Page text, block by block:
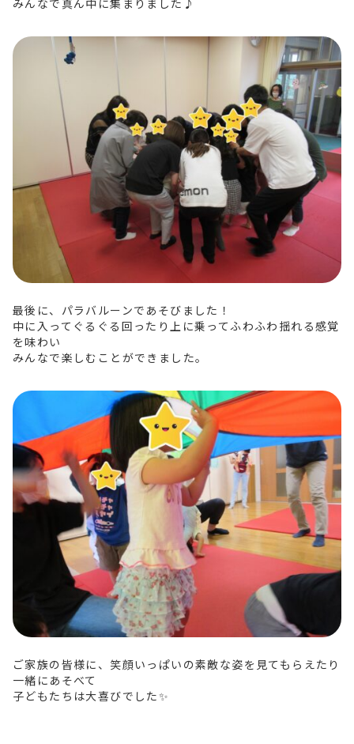
みんなで真ん中に集まりました♪
最後に、パラバルーンであそびました！
中に入ってぐるぐる回ったり上に乗ってふわふわ揺れる感覚
を味わい
みんなで楽しむことができました。
ご家族の皆様に、笑顔いっぱいの素敵な姿を見てもらえたり
一緒にあそべて
子どもたちは大喜びでした✨